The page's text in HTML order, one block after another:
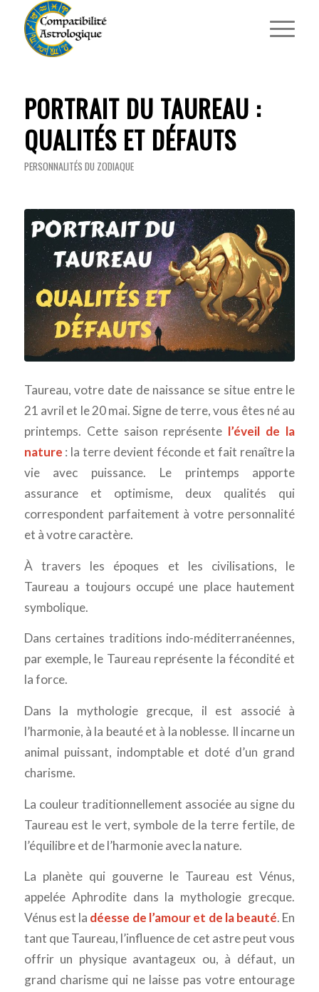
PORTRAIT DU TAUREAU :
QUALITÉS ET DÉFAUTS
PERSONNALITÉS DU ZODIAQUE
Taureau, votre date de naissance se situe entre le
21 avril et le 20 mai. Signe de terre, vous êtes né au
printemps. Cette saison représente l’éveil de la
nature : la terre devient féconde et fait renaître la
vie avec puissance. Le printemps apporte
assurance et optimisme, deux qualités qui
correspondent parfaitement à votre personnalité
et à votre caractère.
À travers les époques et les civilisations, le
Taureau a toujours occupé une place hautement
symbolique.
Dans certaines traditions indo-méditerranéennes,
par exemple, le Taureau représente la fécondité et
la force.
Dans la mythologie grecque, il est associé à
l’harmonie, à la beauté et à la noblesse. Il incarne un
animal puissant, indomptable et doté d’un grand
charisme.
La couleur traditionnellement associée au signe du
Taureau est le vert, symbole de la terre fertile, de
l’équilibre et de l’harmonie avec la nature.
La planète qui gouverne le Taureau est Vénus,
appelée Aphrodite dans la mythologie grecque.
Vénus est la déesse de l’amour et de la beauté. En
tant que Taureau, l’influence de cet astre peut vous
offrir un physique avantageux ou, à défaut, un
grand charisme qui ne laisse pas votre entourage